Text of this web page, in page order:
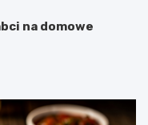
na domowe